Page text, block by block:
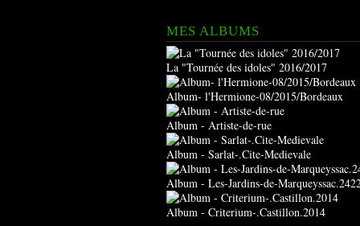
MES ALBUMS
La "Tournée des idoles" 2016/2017
Album- l'Hermione-08/2015/Bordeaux
Album - Artiste-de-rue
Album - Sarlat-.Cite-Medievale
Album - Les-Jardins-de-
Album - Criterium-.Castillon.2014